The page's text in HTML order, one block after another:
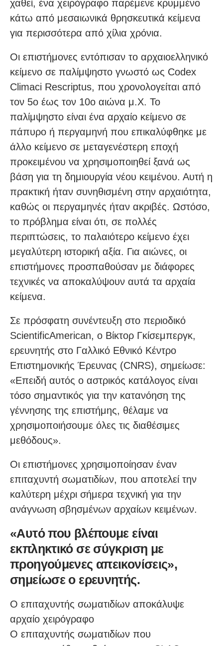
χαθεί, ένα χειρόγραφο παρέμενε κρυμμένο
κάτω από μεσαιωνικά θρησκευτικά κείμενα
για περισσότερα από χίλια χρόνια.
Οι επιστήμονες εντόπισαν το αρχαιοελληνικό
κείμενο σε παλίμψηστο γνωστό ως Codex
Climaci Rescriptus, που χρονολογείται από
τον 5ο έως τον 10ο αιώνα μ.Χ. Το
παλίμψηστο είναι ένα αρχαίο κείμενο σε
πάπυρο ή περγαμηνή που επικαλύφθηκε με
άλλο κείμενο σε μεταγενέστερη εποχή
προκειμένου να χρησιμοποιηθεί ξανά ως
βάση για τη δημιουργία νέου κειμένου. Αυτή η
πρακτική ήταν συνηθισμένη στην αρχαιότητα,
καθώς οι περγαμηνές ήταν ακριβές. Ωστόσο,
το πρόβλημα είναι ότι, σε πολλές
περιπτώσεις, το παλαιότερο κείμενο έχει
μεγαλύτερη ιστορική αξία. Για αιώνες, οι
επιστήμονες προσπαθούσαν με διάφορες
τεχνικές να αποκαλύψουν αυτά τα αρχαία
κείμενα.
Σε πρόσφατη συνέντευξη στο περιοδικό
ScientificAmerican, ο Βίκτορ Γκίσεμπεργκ,
ερευνητής στο Γαλλικό Εθνικό Κέντρο
Επιστημονικής Έρευνας (CNRS), σημείωσε:
«Επειδή αυτός ο αστρικός κατάλογος είναι
τόσο σημαντικός για την κατανόηση της
γέννησης της επιστήμης, θέλαμε να
χρησιμοποιήσουμε όλες τις διαθέσιμες
μεθόδους».
Οι επιστήμονες χρησιμοποίησαν έναν
επιταχυντή σωματιδίων, που αποτελεί την
καλύτερη μέχρι σήμερα τεχνική για την
ανάγνωση σβησμένων αρχαίων κειμένων.
«Αυτό που βλέπουμε είναι
εκπληκτικό σε σύγκριση με
προηγούμενες απεικονίσεις»,
σημείωσε ο ερευνητής.
Ο επιταχυντής σωματιδίων αποκάλυψε
αρχαίο χειρόγραφο
Ο επιταχυντής σωματιδίων που